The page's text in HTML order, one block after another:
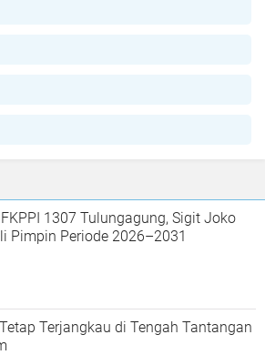
1307 Tulungagung, Sigit Joko
Pimpin Periode 2026–2031
Terjangkau di Tengah Tantangan